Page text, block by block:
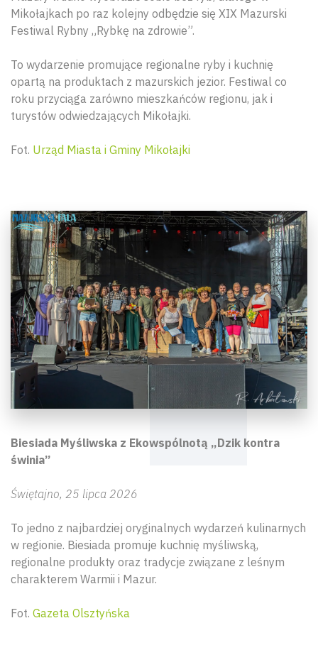
Mikołajkach po raz kolejny odbędzie się XIX Mazurski
Festiwal Rybny „Rybkę na zdrowie”.
To wydarzenie promujące regionalne ryby i kuchnię
opartą na produktach z mazurskich jezior. Festiwal co
roku przyciąga zarówno mieszkańców regionu, jak i
turystów odwiedzających Mikołajki.
Fot. Urząd Miasta i Gminy Mikołajki
Biesiada Myśliwska z Ekowspólnotą „Dzik kontra
świnia”
Świętajno, 25 lipca 2026
To jedno z najbardziej oryginalnych wydarzeń kulinarnych
w regionie. Biesiada promuje kuchnię myśliwską,
regionalne produkty oraz tradycje związane z leśnym
charakterem Warmii i Mazur.
Fot. Gazeta Olsztyńska